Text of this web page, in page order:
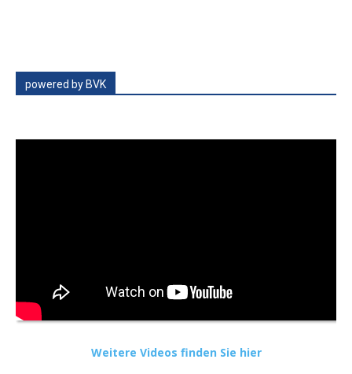
powered by BVK
Weitere Videos finden Sie hier